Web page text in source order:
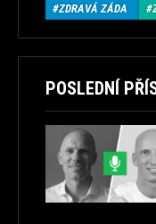
ZDRAVÁ ZÁDA
POSLEDNÍ